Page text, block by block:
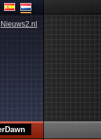
Nieuws2.nl